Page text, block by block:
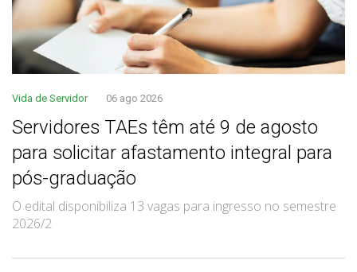
Vida de Servidor 06 ago 2026
Servidores TAEs têm até 9 de agosto
para solicitar afastamento integral para
pós-graduação
O edital disponibiliza 13 vagas para ingresso no semestre
2026/2